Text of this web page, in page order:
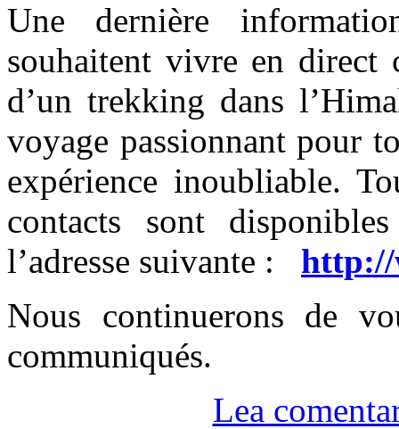
Une dernière
souhaitent vivre en direct
d’un trekking dans
voyage passionnant pour
expérience inoubliable.
contacts sont
l’adresse suivante : http://
Nous continuerons de
communiqués.
Lea